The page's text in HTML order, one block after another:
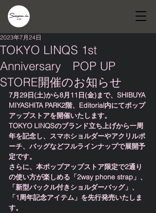
TOKYO LINQS 1st
Anniversary POP UP
STORE開催のお知らせ
2023年7月24日
7月29日(土)から8月11日(金)まで、SHIBUYA
MIYASHITA PARK2階、Editorial内にてポップ
アップストアを開催いたします。
TOKYO LINQSのブランド立ち上げから一周
年を記念し、スマホショルダーやアクリルポ
ーチ、バッグなどフルラインナップで展開予
定です。
さらに、本ポップアップストア限定で2通り
の使い方が楽しめる「2way phone strap」、
「新型バックル付きショルダーバッグ」、
「1周年記念アイテム」を先行発売いたしま
す。